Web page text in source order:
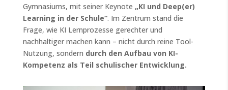
Gymnasiums, mit seiner Keynote „KI und Deep(er)
Learning in der Schule“. Im Zentrum stand die
Frage, wie KI Lernprozesse gerechter und
nachhaltiger machen kann – nicht durch reine Tool-
Nutzung, sondern durch den Aufbau von KI-
Kompetenz als Teil schulischer Entwicklung.